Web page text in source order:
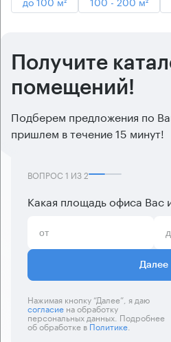
Получите
помещений!
Подберем предложения по
пришлем в течение 15 минут!
ВОПРОС 1 ИЗ2
Какая площадь офиса Вас
Далее
Нажимая кнопку “Далее”, я даю
согласиена обработку
персональных данных. Подробнее
об обработке вПолитике.